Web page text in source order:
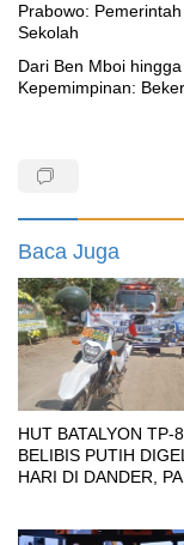
Prabowo:
Sekolah
Dari Ben Mboi
Kepemimpinan:
Baca Juga
HUT BATALYON TP-
BELIBIS PUTIH
HARI DI DANDER,